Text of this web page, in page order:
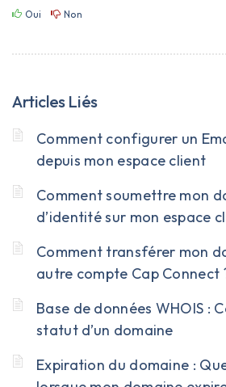
Oui Non
Articles Liés
Comment configurer un
depuis mon espace client
Comment soumettre mon
d’identité sur mon espace
Comment transférer mon
autre compte Cap Connect
Base de données WHOIS :
statut d’un domaine
Expiration du domaine :